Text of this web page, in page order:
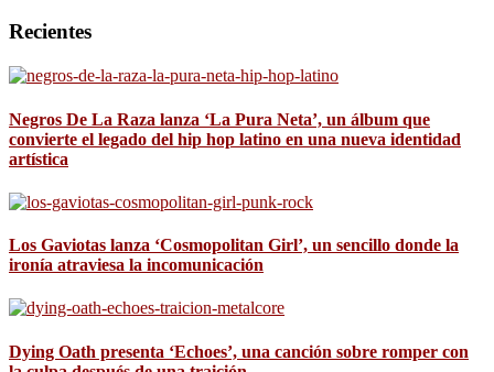
Recientes
Negros De La Raza lanza ‘La Pura Neta’, un álbum que
convierte el legado del hip hop latino en una nueva identidad
artística
Los Gaviotas lanza ‘Cosmopolitan Girl’, un sencillo donde la
ironía atraviesa la incomunicación
Dying Oath presenta ‘Echoes’, una canción sobre romper con